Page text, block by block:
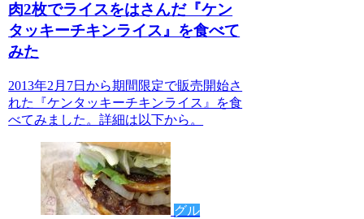
肉2枚でライスをはさんだ『ケン
タッキーチキンライス』を食べて
みた
2013年2月7日から期間限定で販売開始さ
れた『ケンタッキーチキンライス』を食
べてみました。詳細は以下から。
グル